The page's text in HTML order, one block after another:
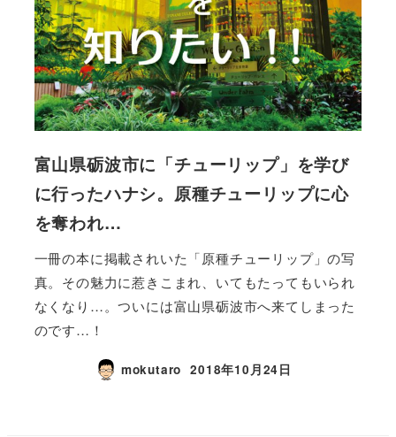
富山県砺波市に「チューリップ」を学び
に行ったハナシ。原種チューリップに心
を奪われ…
一冊の本に掲載されいた「原種チューリップ」の写
真。その魅力に惹きこまれ、いてもたってもいられ
なくなり…。ついには富山県砺波市へ来てしまった
のです…！
mokutaro 2018年10月24日